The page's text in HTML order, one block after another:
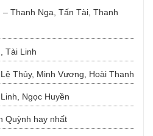
Thanh Nga, Tấn Tài, Thanh
Tài Linh
Thủy, Minh Vương, Hoài Thanh
Ngọc Huyền
Quỳnh hay nhất